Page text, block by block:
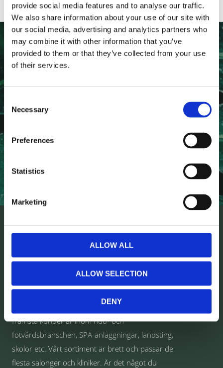
provide social media features and to analyse our traffic.
We also share information about your use of our site with
our social media, advertising and analytics partners who
may combine it with other information that you’ve
provided to them or that they’ve collected from your use
of their services.
Selection
Necessary
Preferences
Statistics
Marketing
ALLOW ALL
ALLOW SELECTION
DENY
NYHETSBREV
Dina personuppgifter behandlas i enlighet med vår integritetspolicy
Välkommen till Comet Norden AB
Vi är en grossistfirma som säljer allt från
behandlingsbänkar och klinikutrustning till
förbrukningsmaterial som Nitrilhandskar, bomull,
vax, arbetskläder och mycket annat. Våra
främsta kunder är inom hud- och
fotvårdsbranschen, SPA-anläggningar, landsting,
skolor etc. Vårt sortiment är brett och passar de
flesta salonger och kliniker. Är det något du